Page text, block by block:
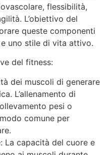
flessibilità,
L’obiettivo del
queste componenti
uno stile di vita attivo.
del fitness:
dei muscoli di generare
L’allenamento di
pesi o
comune per
La capacità del cuore e